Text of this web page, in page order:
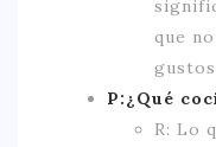
que
gustos
P:¿Qué
R: Lo